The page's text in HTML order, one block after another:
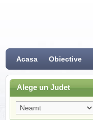
Acasa Obiective
Alege un Judet